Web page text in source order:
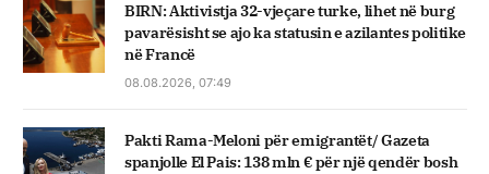
BIRN: Aktivistja 32-vjeçare turke, lihet në burg
pavarësisht se ajo ka statusin e azilantes politike
në Francë
08.08.2026, 07:49
Pakti Rama-Meloni për emigrantët/ Gazeta
spanjolle El Pais: 138 mln € për një qendër bosh